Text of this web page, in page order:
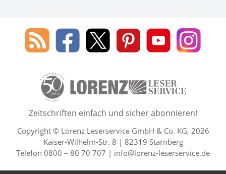
Social Media
Blog
des
Leserservice
Lorenz
Leserservice
Lorenz
Leserservice
Lorenz
Leserservice
Lorenz
Leserservice
Lorenz
50 Lesefreude im Abo Jahre
Zeitschriften einfach und sicher abonnieren!
Copyright © Lorenz Leserservice GmbH & Co. KG, 2026
Kaiser-Wilhelm-Str. 8 | 82319 Starnberg
Telefon 0800 – 80 70 707 | info@lorenz-leserservice.de